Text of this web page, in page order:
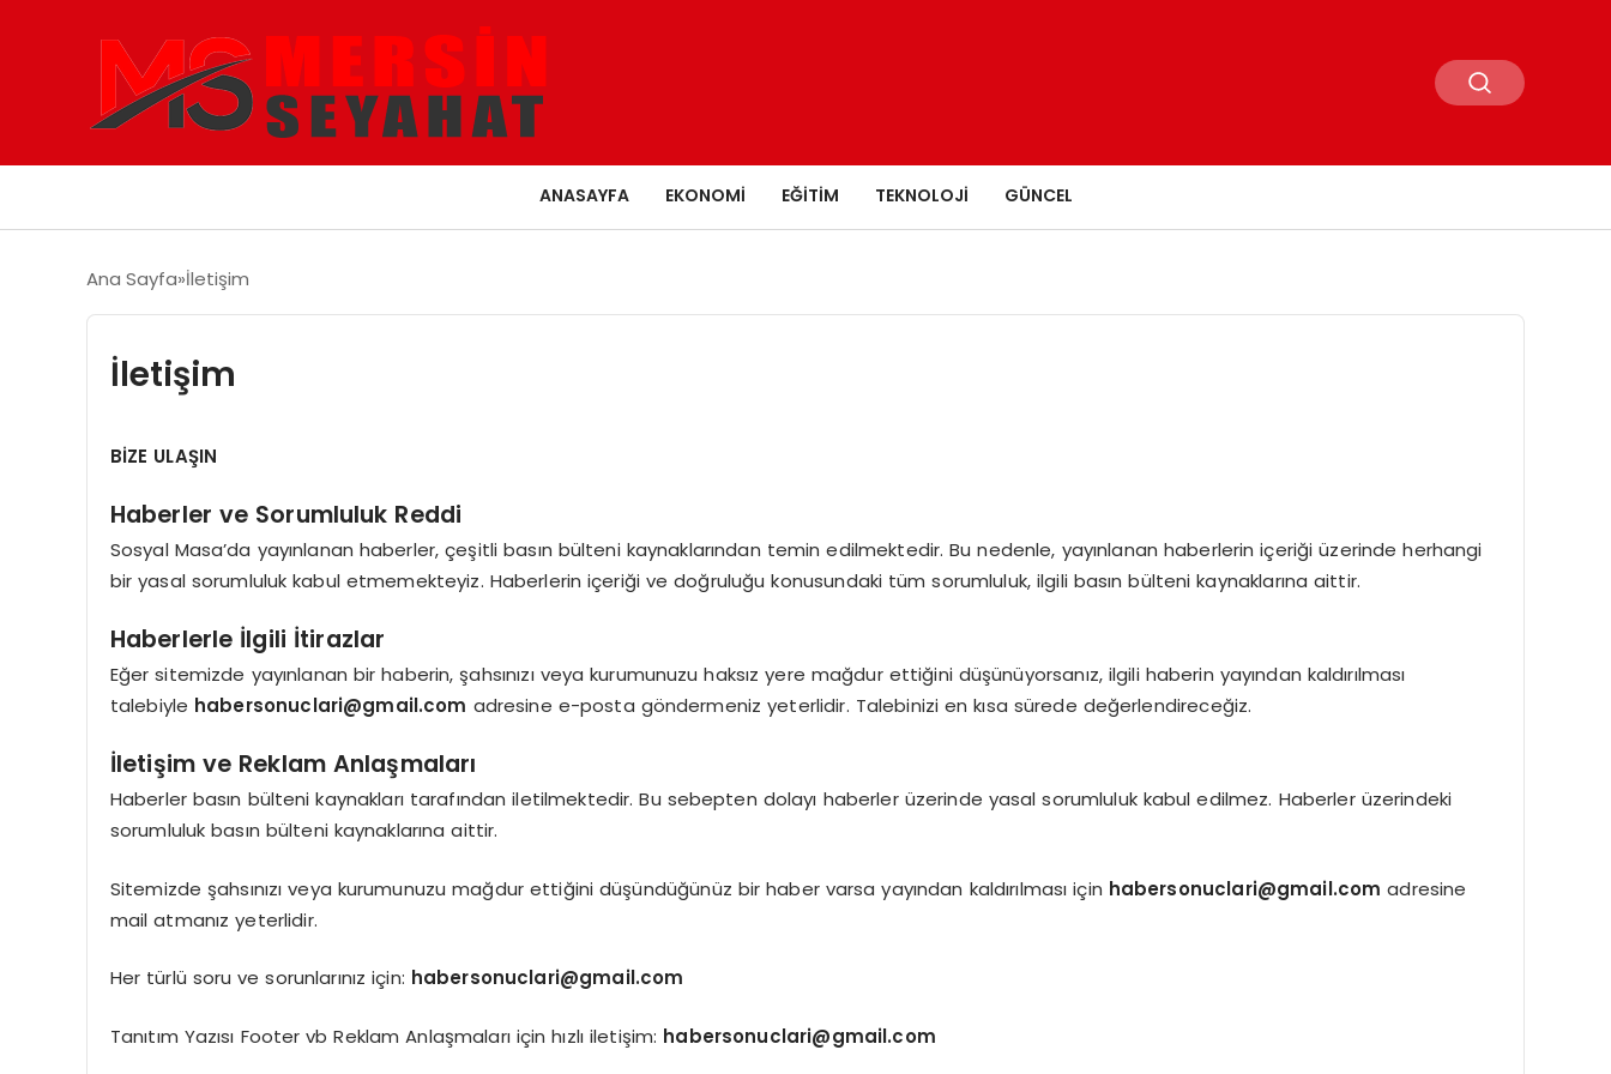
ANASAYFA EKONOMI EĞITIM TEKNOLOJI GÜNCEL
Ana Sayfa İletişim
İletişim
BİZE ULAŞIN
Haberler ve Sorumluluk Reddi
Sosyal Masa’da yayınlanan haberler, çeşitli basın bülteni kaynaklarından temin edilmektedir. Bu nedenle, yayınlanan haberlerin içeriği üzerinde herhangi
bir yasal sorumluluk kabul etmemekteyiz. Haberlerin içeriği ve doğruluğu konusundaki tüm sorumluluk, ilgili basın bülteni kaynaklarına aittir.
Haberlerle İlgili İtirazlar
Eğer sitemizde yayınlanan bir haberin, şahsınızı veya kurumunuzu haksız yere mağdur ettiğini düşünüyorsanız, ilgili haberin yayından kaldırılması
talebiyle habersonuclari@gmail.com adresine e-posta göndermeniz yeterlidir. Talebinizi en kısa sürede değerlendireceğiz.
İletişim ve Reklam Anlaşmaları
Haberler basın bülteni kaynakları tarafından iletilmektedir. Bu sebepten dolayı haberler üzerinde yasal sorumluluk kabul edilmez. Haberler üzerindeki
sorumluluk basın bülteni kaynaklarına aittir.
Sitemizde şahsınızı veya kurumunuzu mağdur ettiğini düşündüğünüz bir haber varsa yayından kaldırılması için habersonuclari@gmail.com adresine
mail atmanız yeterlidir.
Her türlü soru ve sorunlarınız için: habersonuclari@gmail.com
Tanıtım Yazısı Footer vb Reklam Anlaşmaları için hızlı iletişim: habersonuclari@gmail.com